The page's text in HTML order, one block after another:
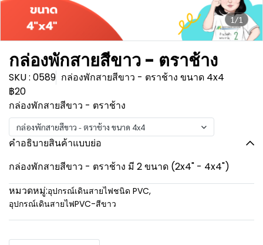
1/1
กล่องพักสายสีขาว - ตราช้าง
SKU : 0589 กล่องพักสายสีขาว - ตราช้าง ขนาด 4x4
฿20
กล่องพักสายสีขาว - ตราช้าง
กล่องพักสายสีขาว - ตราช้าง ขนาด 4x4
คำอธิบายสินค้าแบบย่อ
กล่องพักสายสีขาว - ตราช้าง มี 2 ขนาด (2x4" - 4x4")
หมวดหมู่:อุปกรณ์เดินสายไฟชนิด PVC,
อุปกรณ์เดินสายไฟPVC-สีขาว